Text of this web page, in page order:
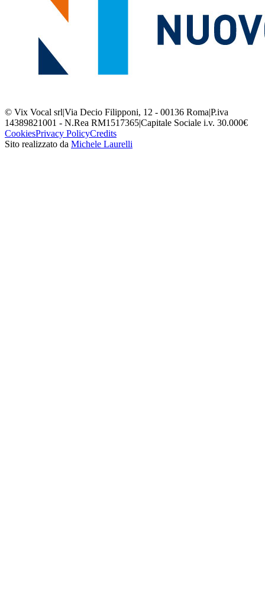
© Vix Vocal srl|Via Decio Filipponi, 12 - 00136 Roma|P.iva
14389821001 - N.Rea RM1517365|Capitale Sociale i.v. 30.000€
CookiesPrivacy PolicyCredits
Sito realizzato da Michele Laurelli